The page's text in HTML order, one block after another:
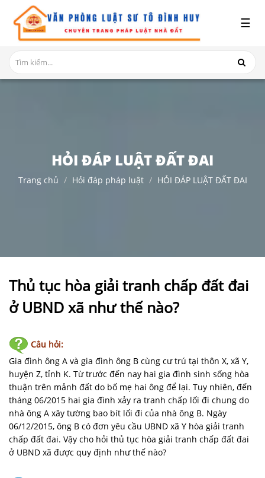
GIỚI
THIỆU
DỊCH
TỤC
ĐẤT
VĂN
-
BIỂU
MẪU
LIÊN
HỆ
☰
HỎI ĐÁP LUẬT ĐẤT ĐAI
Trang chủ Hỏi đáp pháp luật HỎI ĐÁP LUẬT ĐẤT ĐAI
Thủ tục hòa giải tranh chấp đất đai
ở UBND xã như thế nào?
Câu hỏi:
Gia đình ông A và gia đình ông B cùng cư trú tại thôn X, xã Y,
huyện Z, tỉnh K. Từ trước đến nay hai gia đình sinh sống hòa
thuận trên mảnh đất do bố mẹ hai ông để lại. Tuy nhiên, đến
tháng 06/2015 hai gia đình xảy ra tranh chấp lối đi chung do
nhà ông A xây tường bao bít lối đi của nhà ông B. Ngày
06/12/2015, ông B có đơn yêu cầu UBND xã Y hòa giải tranh
chấp đất đai. Vậy cho hỏi thủ tục hòa giải tranh chấp đất đai
ở UBND xã được quy định như thế nào?